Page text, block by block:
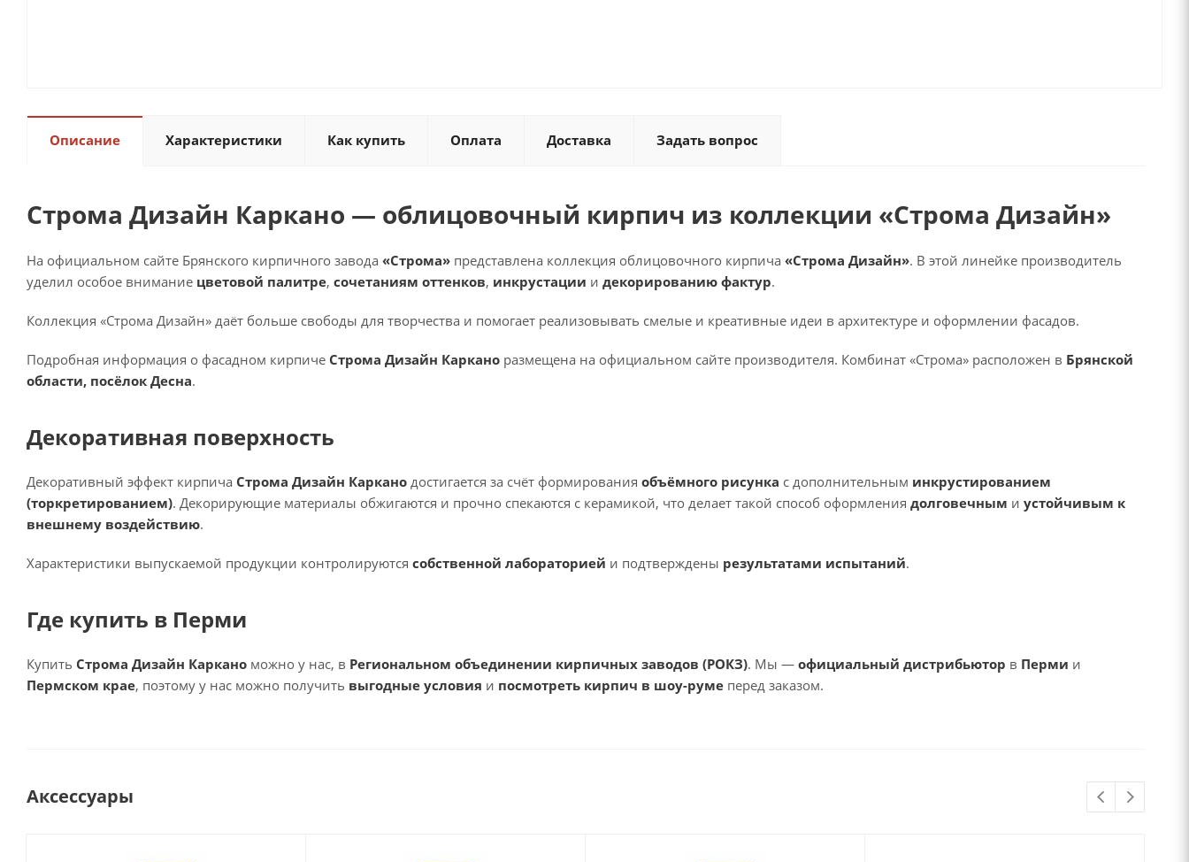
Описание Характеристики Как купить Оплата Доставка Задать вопрос
Строма Дизайн Каркано — облицовочный кирпич из коллекции «Строма Дизайн»
На официальном сайте Брянского кирпичного завода «Строма» представлена коллекция облицовочного кирпича «Строма Дизайн». В этой линейке производитель
уделил особое внимание цветовой палитре, сочетаниям оттенков, инкрустации и декорированию фактур.
Коллекция «Строма Дизайн» даёт больше свободы для творчества и помогает реализовывать смелые и креативные идеи в архитектуре и оформлении фасадов.
Подробная информация о фасадном кирпиче Строма Дизайн Каркано размещена на официальном сайте производителя. Комбинат «Строма» расположен в Брянской
области, посёлок Десна.
Декоративная поверхность
Декоративный эффект кирпича Строма Дизайн Каркано достигается за счёт формирования объёмного рисунка с дополнительным инкрустированием
(торкретированием). Декорирующие материалы обжигаются и прочно спекаются с керамикой, что делает такой способ оформления долговечным и устойчивым к
внешнему воздействию.
Характеристики выпускаемой продукции контролируются собственной лабораторией и подтверждены результатами испытаний.
Где купить в Перми
Купить Строма Дизайн Каркано можно у нас, в Региональном объединении кирпичных заводов (РОКЗ). Мы — официальный дистрибьютор в Перми и
Пермском крае, поэтому у нас можно получить выгодные условия и посмотреть кирпич в шоу-руме перед заказом.
Аксессуары